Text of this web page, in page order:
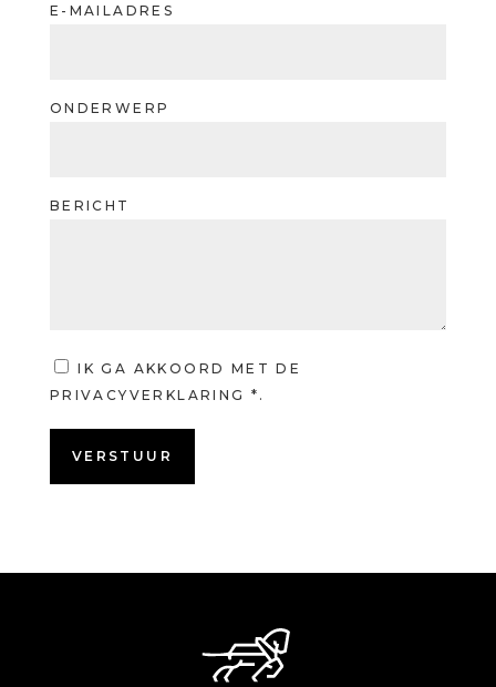
E-MAILADRES
ONDERWERP
BERICHT
IK GA AKKOORD MET DE
PRIVACYVERKLARING *.
VERSTUUR